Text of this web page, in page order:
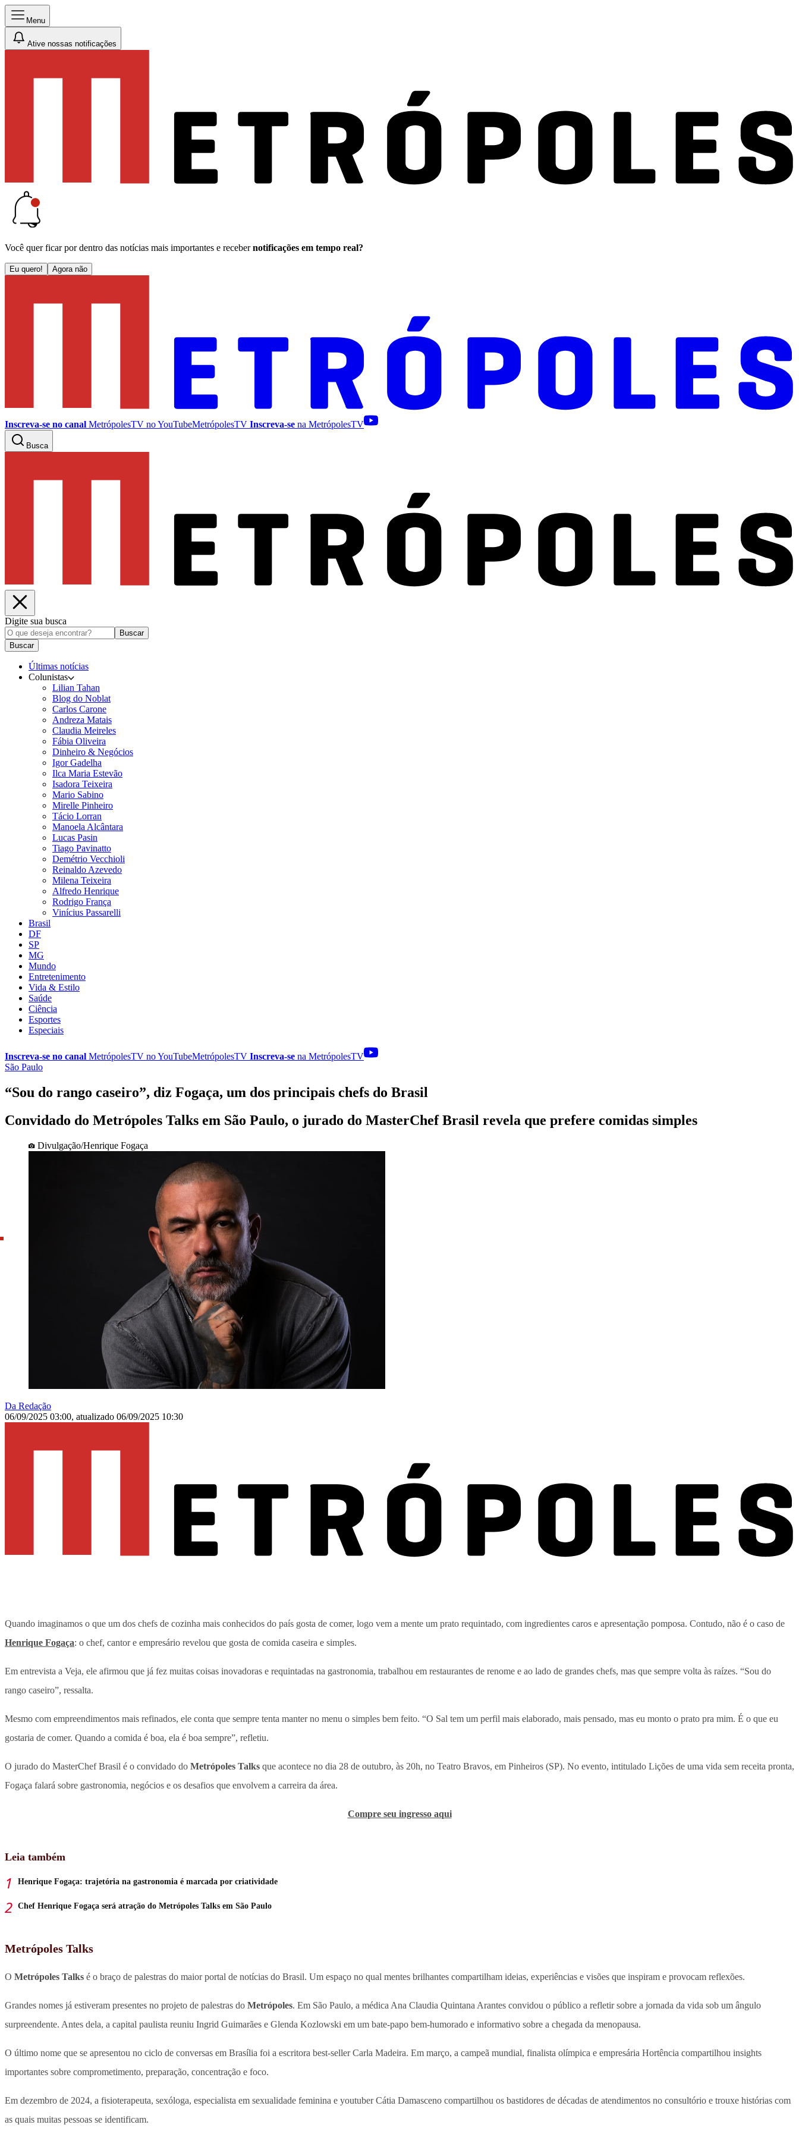
Menu
Ative nossas notificações
Você quer ficar por dentro das notícias mais importantes e receber notificações em tempo real?
Eu quero! Agora não
Inscreva-se no canal MetrópolesTV noYouTubeMetrópolesTV Inscreva-se na MetrópolesTV
Busca
Digite sua busca
Buscar
Buscar
Últimas notícias
Colunistas
Lilian Tahan
Blog do Noblat
Carlos Carone
Andreza Matais
Claudia Meireles
Fábia Oliveira
Dinheiro & Negócios
Igor Gadelha
Ilca Maria Estevão
Isadora Teixeira
Mario Sabino
Mirelle Pinheiro
Tácio Lorran
Manoela Alcântara
Lucas Pasin
Tiago Pavinatto
Demétrio Vecchioli
Reinaldo Azevedo
Milena Teixeira
Alfredo Henrique
Rodrigo França
Vinícius Passarelli
Brasil
DF
SP
MG
Mundo
Entretenimento
Vida & Estilo
Saúde
Ciência
Esportes
Especiais
Inscreva-se no canal MetrópolesTV noYouTubeMetrópolesTV Inscreva-se na MetrópolesTV
São Paulo
“Sou do rango caseiro”, diz Fogaça, um dos principais chefs do Brasil
Convidado do Metrópoles Talks em São Paulo, o jurado do MasterChef Brasil revela que prefere comidas simples
Divulgação/Henrique Fogaça
Da Redação
06/09/2025 03:00, atualizado 06/09/2025 10:30
Quando imaginamos o que um dos chefs de cozinha mais conhecidos do país gosta de comer, logo vem a mente um prato requintado, com ingredientes caros e apresentação pomposa. Contudo, não é o caso de
Henrique Fogaça: o chef, cantor e empresário revelou que gosta de comida caseira e simples.
Em entrevista a Veja, ele afirmou que já fez muitas coisas inovadoras e requintadas na gastronomia, trabalhou em restaurantes de renome e ao lado de grandes chefs, mas que sempre volta às raízes. “Sou do
rango caseiro”, ressalta.
Mesmo com empreendimentos mais refinados, ele conta que sempre tenta manter no menu o simples bem feito. “O Sal tem um perfil mais elaborado, mais pensado, mas eu monto o prato pra mim. É o que eu
gostaria de comer. Quando a comida é boa, ela é boa sempre”, refletiu.
O jurado do MasterChef Brasil é o convidado do Metrópoles Talks que acontece no dia 28 de outubro, às 20h, no Teatro Bravos, em Pinheiros (SP). No evento, intitulado Lições de uma vida sem receita pronta,
Fogaça falará sobre gastronomia, negócios e os desafios que envolvem a carreira da área.
Compre seu ingresso aqui
Leia também
Henrique Fogaça: trajetória na gastronomia é marcada por criatividade
Chef Henrique Fogaça será atração do Metrópoles Talks em São Paulo
Metrópoles Talks
O Metrópoles Talks é o braço de palestras do maior portal de notícias do Brasil. Um espaço no qual mentes brilhantes compartilham ideias, experiências e visões que inspiram e provocam reflexões.
Grandes nomes já estiveram presentes no projeto de palestras do Metrópoles. Em São Paulo, a médica Ana Claudia Quintana Arantes convidou o público a refletir sobre a jornada da vida sob um ângulo
surpreendente. Antes dela, a capital paulista reuniu Ingrid Guimarães e Glenda Kozlowski em um bate-papo bem-humorado e informativo sobre a chegada da menopausa.
O último nome que se apresentou no ciclo de conversas em Brasília foi a escritora best-seller Carla Madeira. Em março, a campeã mundial, finalista olímpica e empresária Hortência compartilhou insights
importantes sobre comprometimento, preparação, concentração e foco.
Em dezembro de 2024, a fisioterapeuta, sexóloga, especialista em sexualidade feminina e youtuber Cátia Damasceno compartilhou os bastidores de décadas de atendimentos no consultório e trouxe histórias com
as quais muitas pessoas se identificam.